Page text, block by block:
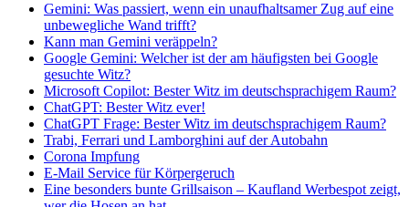
Gemini: Was passiert, wenn ein unaufhaltsamer Zug auf eine
unbewegliche Wand trifft?
Kann man Gemini veräppeln?
Google Gemini: Welcher ist der am häufigsten bei Google
gesuchte Witz?
Microsoft Copilot: Bester Witz im deutschsprachigem Raum?
ChatGPT: Bester Witz ever!
ChatGPT Frage: Bester Witz im deutschsprachigem Raum?
Trabi, Ferrari und Lamborghini auf der Autobahn
Corona Impfung
E-Mail Service für Körpergeruch
Eine besonders bunte Grillsaison – Kaufland Werbespot zeigt,